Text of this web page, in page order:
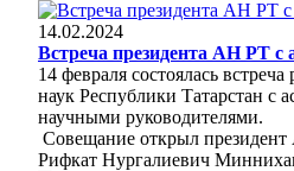
14.02.2024
Встреча президента АН РТ с
14 февраля состоялась
наук Республики Татарстан с
научными руководителями.
Совещание открыл
Рифкат Нургалиевич